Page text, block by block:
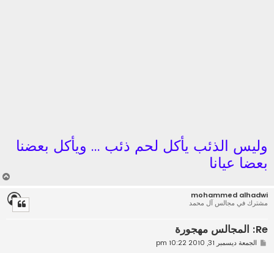
وليس الذئب يأكل لحم ذئب ... ويأكل بعضنا
بعضا عيانا
mohammed alhadwi
مشترك في مجالس آل محمد
Re: المجالس مهجورة
مالجمعة ديسمبر 31, 2010 10:22 pm